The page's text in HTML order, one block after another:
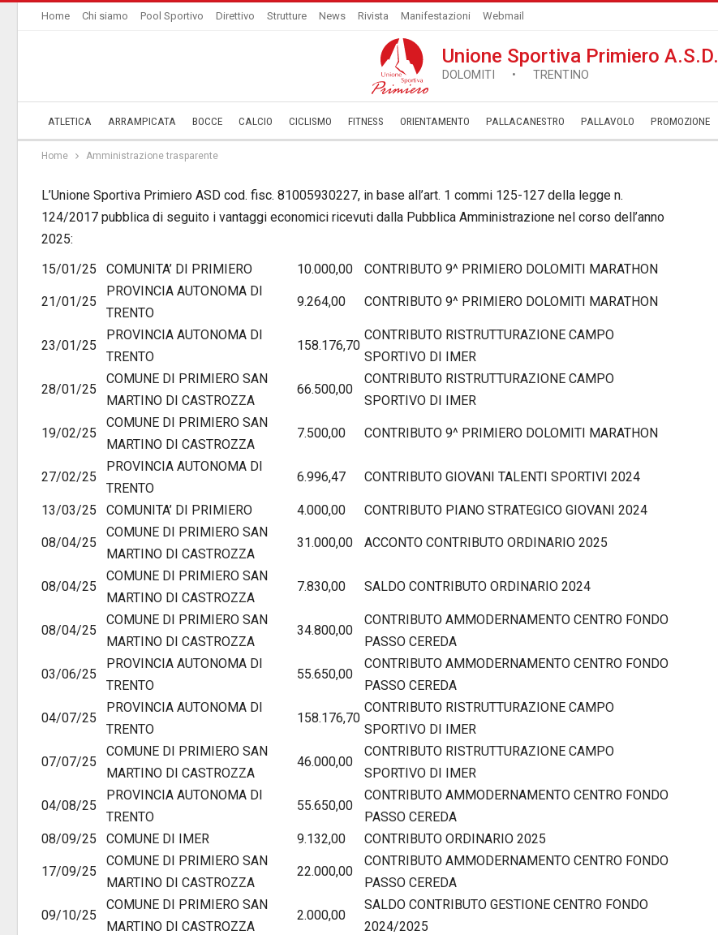
Home Chi siamo Pool Sportivo Direttivo Strutture News Rivista Manifestazioni Webmail
Unione Sportiva Primiero A.S.D.
DOLOMITI • TRENTINO
ATLETICA ARRAMPICATA BOCCE CALCIO CICLISMO FITNESS ORIENTAMENTO PALLACANESTRO PALLAVOLO ­PROMOZIONE
Home Amministrazione trasparente
L’Unione Sportiva Primiero ASD cod. fisc. 81005930227, in base all’art. 1 commi 125-127 della legge n.
124/2017 pubblica di seguito i vantaggi economici ricevuti dalla Pubblica Amministrazione nel corso dell’anno
2025:
15/01/25
COMUNITA’ DI PRIMIERO 10.000,00 CONTRIBUTO 9^ PRIMIERO DOLOMITI MARATHON
21/01/25
PROVINCIA AUTONOMA DI
TRENTO
9.264,00 CONTRIBUTO 9^ PRIMIERO DOLOMITI MARATHON
23/01/25
PROVINCIA AUTONOMA DI
TRENTO
158.176,70
CONTRIBUTO RISTRUTTURAZIONE CAMPO
SPORTIVO DI IMER
28/01/25
COMUNE DI PRIMIERO SAN
MARTINO DI CASTROZZA
66.500,00
CONTRIBUTO RISTRUTTURAZIONE CAMPO
SPORTIVO DI IMER
19/02/25
COMUNE DI PRIMIERO SAN
MARTINO DI CASTROZZA
7.500,00 CONTRIBUTO 9^ PRIMIERO DOLOMITI MARATHON
27/02/25
PROVINCIA AUTONOMA DI
TRENTO
6.996,47 CONTRIBUTO GIOVANI TALENTI SPORTIVI 2024
13/03/25 COMUNITA’ DI PRIMIERO 4.000,00 CONTRIBUTO PIANO STRATEGICO GIOVANI 2024
08/04/25
COMUNE DI PRIMIERO SAN
MARTINO DI CASTROZZA
31.000,00 ACCONTO CONTRIBUTO ORDINARIO 2025
08/04/25
COMUNE DI PRIMIERO SAN
MARTINO DI CASTROZZA
7.830,00 SALDO CONTRIBUTO ORDINARIO 2024
08/04/25
COMUNE DI PRIMIERO SAN
MARTINO DI CASTROZZA
34.800,00
CONTRIBUTO AMMODERNAMENTO CENTRO FONDO
PASSO CEREDA
03/06/25
PROVINCIA AUTONOMA DI
TRENTO
55.650,00
CONTRIBUTO AMMODERNAMENTO CENTRO FONDO
PASSO CEREDA
04/07/25
PROVINCIA AUTONOMA DI
TRENTO
158.176,70
CONTRIBUTO RISTRUTTURAZIONE CAMPO
SPORTIVO DI IMER
07/07/25
COMUNE DI PRIMIERO SAN
MARTINO DI CASTROZZA
46.000,00
CONTRIBUTO RISTRUTTURAZIONE CAMPO
SPORTIVO DI IMER
04/08/25
PROVINCIA AUTONOMA DI
TRENTO
55.650,00
CONTRIBUTO AMMODERNAMENTO CENTRO FONDO
PASSO CEREDA
08/09/25
COMUNE DI IMER 9.132,00 CONTRIBUTO ORDINARIO 2025
17/09/25
COMUNE DI PRIMIERO SAN
MARTINO DI CASTROZZA
22.000,00
CONTRIBUTO AMMODERNAMENTO CENTRO FONDO
PASSO CEREDA
09/10/25
COMUNE DI PRIMIERO SAN
MARTINO DI CASTROZZA
2.000,00
SALDO CONTRIBUTO GESTIONE CENTRO FONDO
2024/2025